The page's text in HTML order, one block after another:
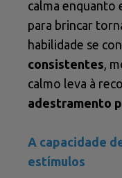
calma enquanto
para brincar
habilidade se
consistentes ,
calmo leva à
adestramento
A capacidade
estímulos